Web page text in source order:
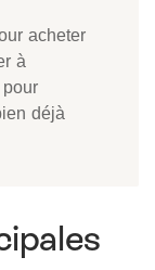
acheter
à
déjà